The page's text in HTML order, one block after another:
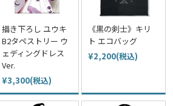
描き下ろし ユウキ
B2タペストリー ウ
ェディングドレス
Ver.
¥3,300(税込)
《黒の剣士》キリ
ト エコバッグ
¥2,200(税込)